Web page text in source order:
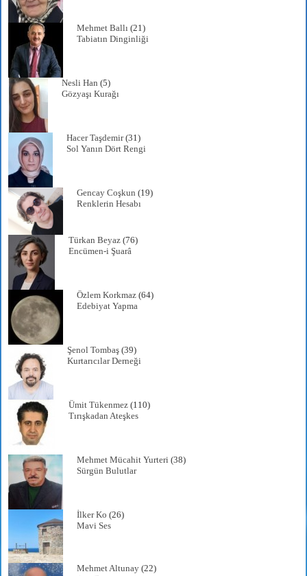
Mehmet Ballı (21)
Tabiatın Dinginliği
Nesli Han (5)
Gözyaşı Kurağı
Hacer Taşdemir(31)
Sol Yanın Dört Rengi
Gencay Coşkun (19)
Renklerin Hesabı
Türkan Beyaz (76)
Encümen-i Şuarâ
Özlem Korkmaz (64)
Edebiyat Yapma
Şenol Tombaş (39)
Kurtarıcılar Derneği
Ümit Tükenmez (110)
Tırışkadan Ateşkes
Mehmet Mücahit Yurteri (38)
Sürgün Bulutlar
İlker Ko (26)
Mavi Ses
Mehmet Altunay (22)